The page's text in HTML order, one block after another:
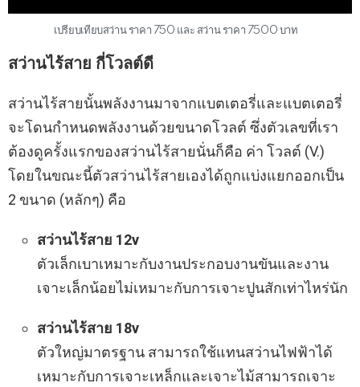
เปรียบเทียบสว่าน ราคา 750 และ สว่าน ราคา 7500 บาท
สว่านไร้สาย กี่โวลต์ดี
สว่านไร้สายนั้นพลังงานมาจากแบตเตอรี่และแบตเตอรี่
จะโดนกำหนดพลังงานด้วยขนาดโวลต์ ซึ่งตัวเลขที่เรา
ต้องดูครั้งแรกของสว่านไร้สายนั่นก็คือ ค่า โวลต์ (V.)
โดยในขณะนี้ตัวสว่านไร้สายเองได้ถูกแบ่งแยกออกเป็น
2 ขนาด (หลักๆ) คือ
สว่านไร้สาย 12v
ตัวเล็กเบาเหมาะกับงานประกอบงานขันและงาน
เจาะเล็กน้อยไม่เหมาะกับการเจาะปูนสักเท่าไหร่นัก
สว่านไร้สาย 18v
ตัวใหญ่มาตรฐาน สามารถใช้แทนสว่านไฟฟ้าได้
เหมาะกับการเจาะเหล็กและเจาะไม้สามารถเจาะ